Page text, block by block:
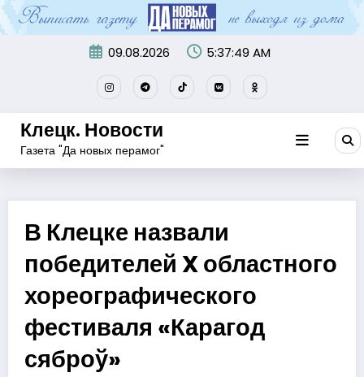
Перейти
к
содержимому
09.08.2026 5:37:49 AM
Клецк. Новости
Газета "Да новых перамог"
В Клецке назвали
победителей X областного
хореографического
фестиваля «Карагод
сяброў»